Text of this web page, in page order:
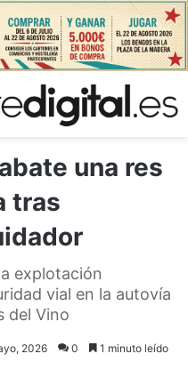
una res
tras
explotación
vial en la autovía
del Vino
2026 0 1 minuto leído